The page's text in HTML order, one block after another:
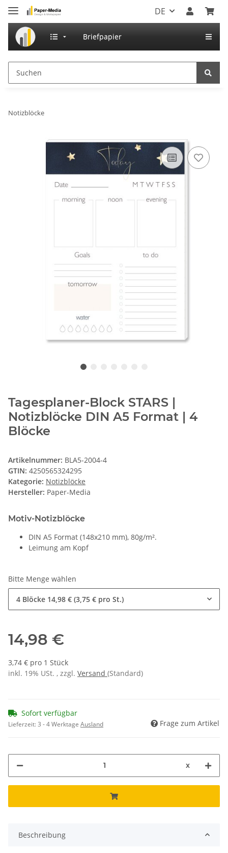
DE
Briefpapier
Notizblöcke
Tagesplaner-Block STARS |
Notizblöcke DIN A5 Format | 4
Blöcke
Artikelnummer: BLA5-2004-4
GTIN: 4250565324295
Kategorie: Notizblöcke
Hersteller: Paper-Media
Motiv-Notizblöcke
DIN A5 Format (148x210 mm), 80g/m².
Leimung am Kopf
Bitte Menge wählen
4 Blöcke 14,98 € (3,75 € pro St.)
14,98 €
3,74 € pro 1 Stück
inkl. 19% USt. , zzgl. Versand (Standard)
Sofort verfügbar
Lieferzeit:3 - 4 Werktage Ausland Frage zum Artikel
x
Beschreibung